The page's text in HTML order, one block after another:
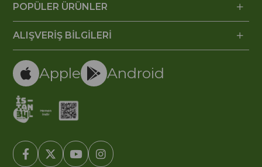
POPÜLER ÜRÜNLER
ALIŞVERİŞ BİLGİLERİ
Apple Android